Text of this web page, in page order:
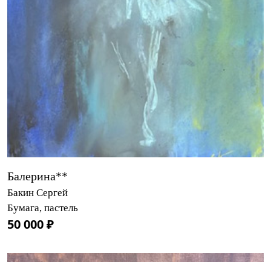
Балерина**
Бакин Сергей
Бумага, пастель
50 000 ₽